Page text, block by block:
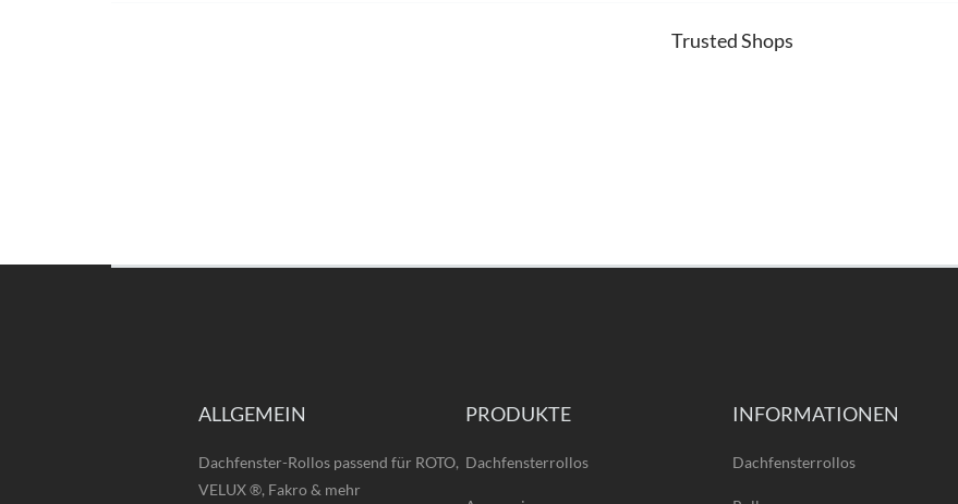
Trusted Shops
ALLGEMEIN
Dachfenster-Rollos passend für ROTO,
VELUX ®, Fakro & mehr
PRODUKTE
Dachfensterrollos
INFORMATIONEN
Dachfensterrollos